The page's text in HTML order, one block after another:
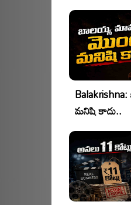
మనిషి కాదు..